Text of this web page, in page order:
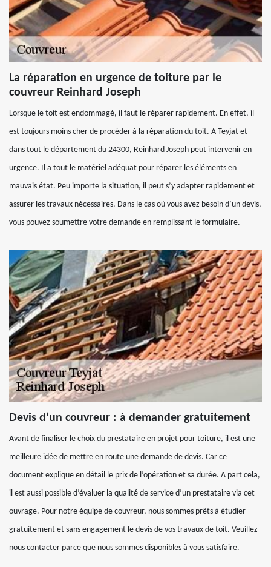
La réparation en urgence de toiture par le
couvreur Reinhard Joseph
Lorsque le toit est endommagé, il faut le réparer rapidement. En effet, il
est toujours moins cher de procéder à la réparation du toit. A Teyjat et
dans tout le département du 24300, Reinhard Joseph peut intervenir en
urgence. Il a tout le matériel adéquat pour réparer les éléments en
mauvais état. Peu importe la situation, il peut s’y adapter rapidement et
assurer les travaux nécessaires. Dans le cas où vous avez besoin d’un devis,
vous pouvez soumettre votre demande en remplissant le formulaire.
Devis d’un couvreur : à demander gratuitement
Avant de finaliser le choix du prestataire en projet pour toiture, il est une
meilleure idée de mettre en route une demande de devis. Car ce
document explique en détail le prix de l’opération et sa durée. A part cela,
il est aussi possible d’évaluer la qualité de service d’un prestataire via cet
ouvrage. Pour notre équipe de couvreur, nous sommes prêts à étudier
gratuitement et sans engagement le devis de vos travaux de toit. Veuillez-
nous contacter parce que nous sommes disponibles à vous satisfaire.